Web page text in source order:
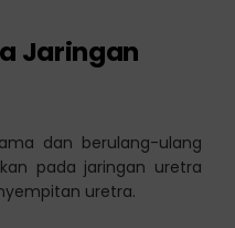
Jaringan
dan berulang-ulang
pada jaringan uretra
uretra.